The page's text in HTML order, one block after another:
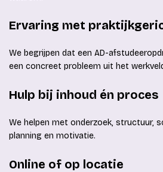
Ervaring met
We begrijpen dat een AD-
een concreet probleem uit het
Hulp bij inhoud én proces
We helpen met onderzoek, structuur,
planning en motivatie.
Online of op locatie